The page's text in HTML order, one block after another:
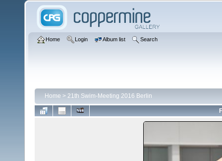
Home Login Album list Search
Home > 21th Swim-Meeting 2016 Berlin